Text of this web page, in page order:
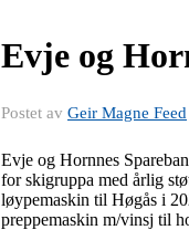
Evje og
Postet av Geir Magne Feed
Evje og Hornnes
for skigruppa med årlig
løypemaskin til Høgås i
preppemaskin m/vinsj til